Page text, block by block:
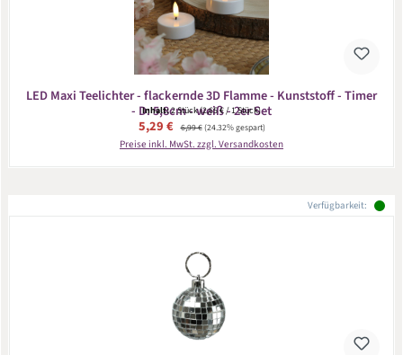
LED Maxi Teelichter - flackernde 3D Flamme - Kunststoff - Timer
- D: 5,8cm - weiß - 2er Set
Inhalt:2 Stück(2,65 € / 1 Stück)
Verkaufspreis:
5,29 € Regulärer Preis:
6,99 €(24.32% gespart)
Preise inkl. MwSt. zzgl. Versandkosten
Verfügbarkeit: